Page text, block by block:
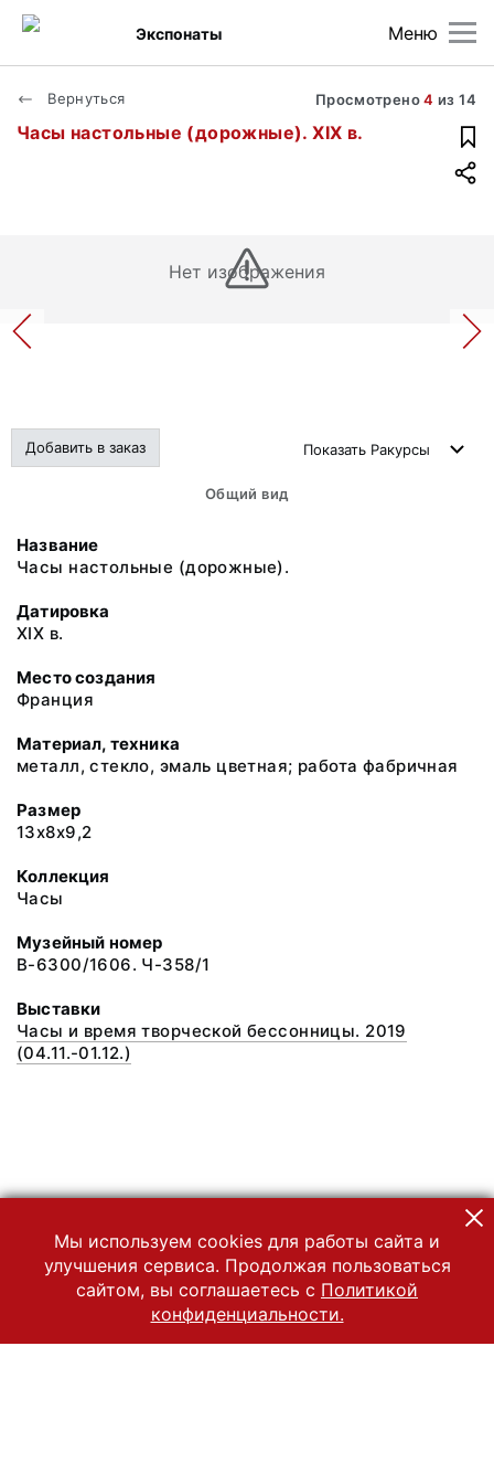
Меню
Экспонаты
Вернуться Просмотрено4 из14
Часы настольные (дорожные). XIX в.
Нет изображения
Добавить в заказ Показать Ракурсы
Общий вид
Название
Часы настольные (дорожные).
Датировка
XIX в.
Место создания
Франция
Материал, техника
металл, стекло, эмаль цветная; работа фабричная
Размер
13x8x9,2
Коллекция
Часы
Музейный номер
В-6300/1606. Ч-358/1
Выставки
Часы и время творческой бессонницы. 2019
(04.11.-01.12.)
Мы используем cookies для работы сайта и
улучшения сервиса. Продолжая пользоваться
сайтом, вы соглашаетесь с Политикой
конфиденциальности.